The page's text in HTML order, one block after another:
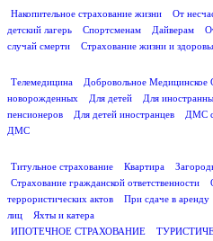
Накопительное страхование жизни
От
детский лагерь
Спортсменам Дайверам
случай смерти
Страхование жизни и
Телемедицина
Добровольное Медицинское
новорожденных
Для детей Для
пенсионеров
Для детей иностранцев ДМС
ДМС
Титульное страхование
Квартира
Страхование гражданской ответственности
террористических актов
При сдаче в аренду
лиц
Яхты и катера
ИПОТЕЧНОЕ СТРАХОВАНИЕ